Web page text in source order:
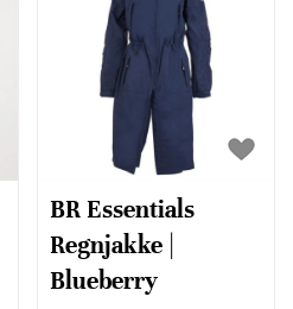
BR Essentials
Regnjakke |
Blueberry